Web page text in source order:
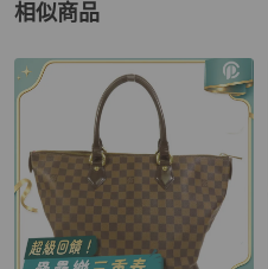
相似商品
更多相似Louis Vuitton女包推薦